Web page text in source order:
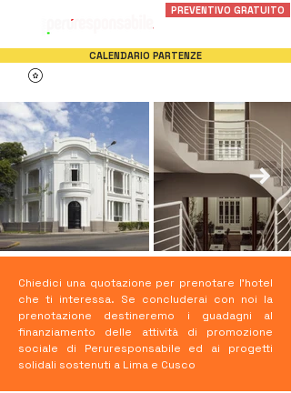
PREVENTIVO GRATUITO
CALENDARIO PARTENZE
Chiedici una quotazione per prenotare l'hotel
che ti interessa. Se concluderai con noi la
prenotazione destineremo i guadagni al
finanziamento delle attività di promozione
sociale di Peruresponsabile ed ai progetti
solidali sostenuti a Lima e Cusco